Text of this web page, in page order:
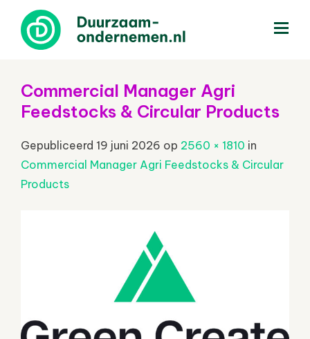
Commercial Manager Agri
Feedstocks & Circular Products
Gepubliceerd 19 juni 2026 op 2560 × 1810 in
Commercial Manager Agri Feedstocks & Circular
Products